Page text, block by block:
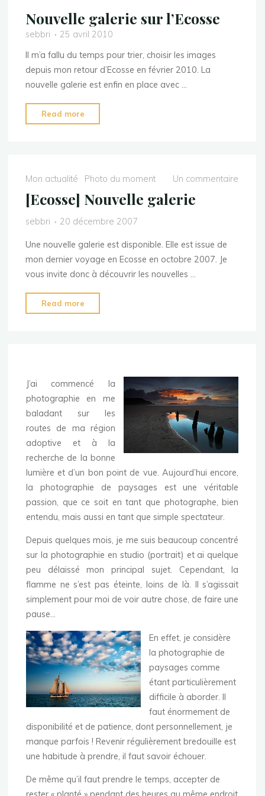
Nouvelle galerie sur l’Ecosse
sebbri
25 avril 2010
Il m’a fallu du temps pour trier, choisir les images
depuis mon retour d’Ecosse en février 2010. La
nouvelle galerie est enfin en place avec …
Read more
Mon actualité Photo du moment Un commentaire
[Ecosse] Nouvelle galerie
sebbri 20 décembre 2007
Une nouvelle galerie est disponible. Elle est issue de
mon dernier voyage en Ecosse en octobre 2007. Je
vous invite donc à découvrir les nouvelles …
Read more
[Ecosse]
J’ai commencé la
photographie en me
baladant sur les
routes de ma région
adoptive et à la
recherche de la bonne
lumière et d’un bon point de vue. Aujourd’hui encore,
la photographie de paysages est une véritable
passion, que ce soit en tant que photographe, bien
entendu, mais aussi en tant que simple spectateur.
Depuis quelques mois, je me suis beaucoup concentré
sur la photographie en studio (portrait) et ai quelque
peu délaissé mon principal sujet. Cependant, la
flamme ne s’est pas éteinte, loins de là. Il s’agissait
simplement pour moi de voir autre chose, de faire une
pause…
En effet, je considère
la photographie de
paysages comme
étant particulièrement
difficile à aborder. Il
faut énormement de
disponibilité et de patience, dont personnellement, je
manque parfois ! Revenir régulièrement bredouille est
une habitude à prendre, il faut savoir échouer.
De même qu’il faut prendre le temps, accepter de